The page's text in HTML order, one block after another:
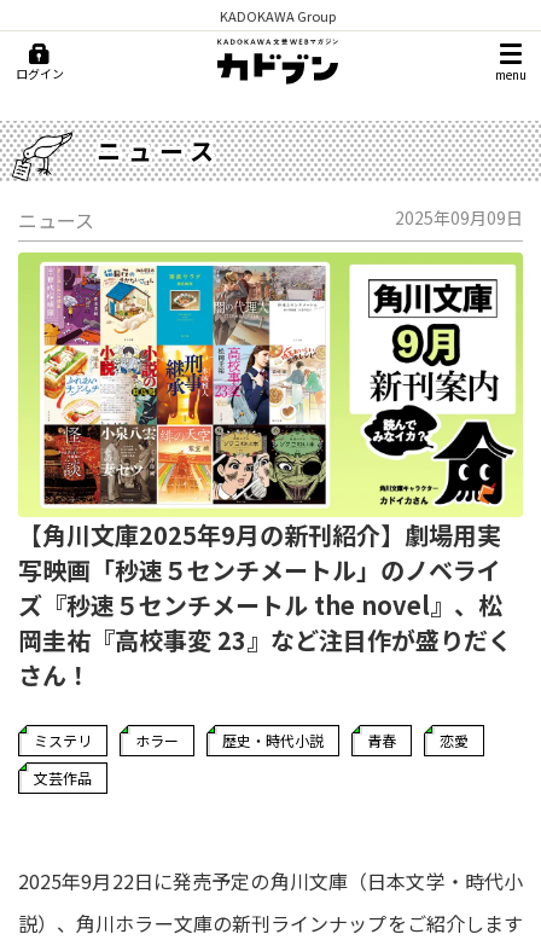
KADOKAWA Group
ログイン menu
ニュース
ニュース 2025年09月09日
【角川文庫2025年9月の新刊紹介】劇場用実
写映画「秒速５センチメートル」のノベライ
ズ『秒速５センチメートル the novel』、松
岡圭祐『高校事変 23』など注目作が盛りだく
さん！
ミステリ ホラー 歴史・時代小説 青春
恋愛
文芸作品
2025年9月22日に発売予定の角川文庫（日本文学・時代小
説）、角川ホラー文庫の新刊ラインナップをご紹介します